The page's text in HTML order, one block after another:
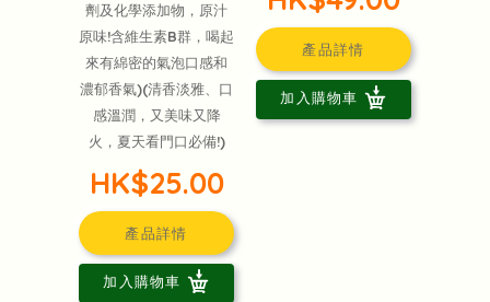
劑及化學添加物，原汁
原味!含維生素B群，喝起
來有綿密的氣泡口感和
濃郁香氣)(清香淡雅、口
感溫潤，又美味又降
火，夏天看門口必備!)
HK$25.00
產品詳情
加入購物車
產品詳情
加入購物車